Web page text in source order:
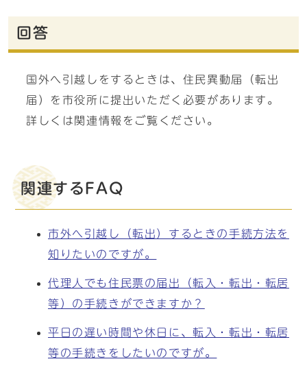
回答
国外へ引越しをするときは、住民異動届（転出
届）を市役所に提出いただく必要があります。
詳しくは関連情報をご覧ください。
関連するFAQ
市外へ引越し（転出）するときの手続方法を
知りたいのですが。
代理人でも住民票の届出（転入・転出・転居
等）の手続きができますか？
平日の遅い時間や休日に、転入・転出・転居
等の手続きをしたいのですが。